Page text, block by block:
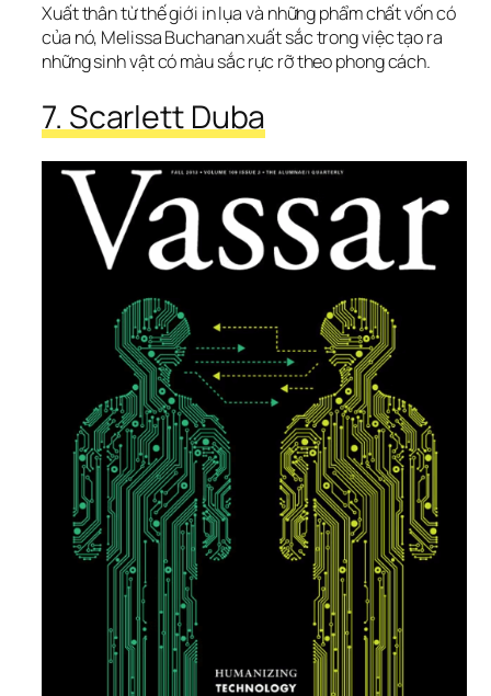
Xuất thân từ thế giới in lụa và những phẩm chất vốn có
của nó, Melissa Buchanan xuất sắc trong việc tạo ra
những sinh vật có màu sắc rực rỡ theo phong cách.
7. Scarlett Duba